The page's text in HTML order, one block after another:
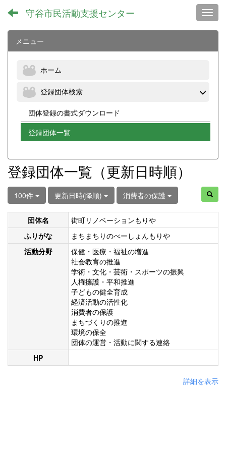
守谷市民活動支援センター
メニュー
ホーム
登録団体検索
団体登録の書式ダウンロード
登録団体一覧
登録団体一覧（更新日時順）
100件 更新日時(降順) 消費者の保護
団体名
街町リノベーションもりや
ふりがな
まちまちりのべーしょんもりや
活動分野
保健・医療・福祉の増進
社会教育の推進
学術・文化・芸術・スポーツの振興
人権擁護・平和推進
子どもの健全育成
経済活動の活性化
消費者の保護
まちづくりの推進
環境の保全
団体の運営・活動に関する連絡
HP
詳細を表示